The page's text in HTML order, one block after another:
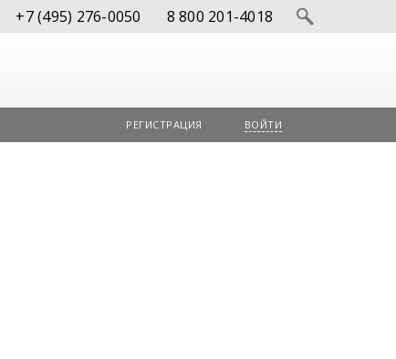
+7 (495) 276-0050 8 800 201-4018
РЕГИСТРАЦИЯ ВОЙТИ